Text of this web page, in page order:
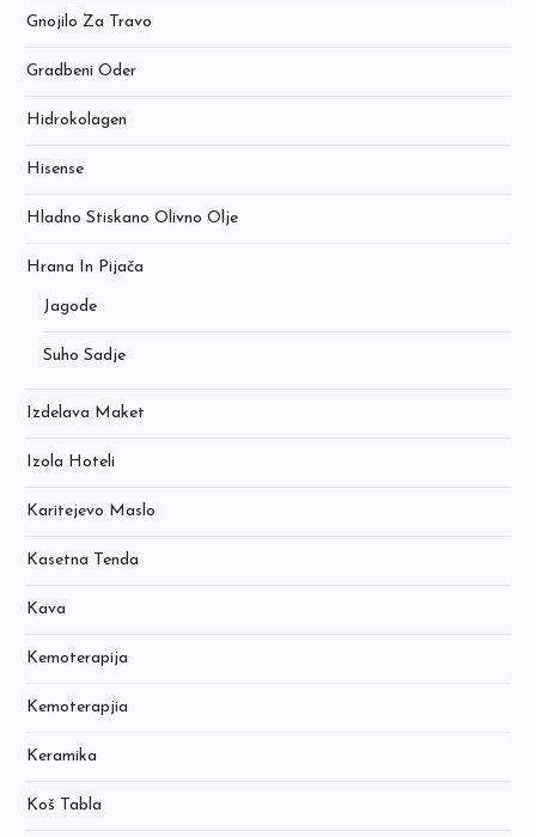
Gnojilo Za Travo
Gradbeni Oder
Hidrokolagen
Hisense
Hladno Stiskano Olivno Olje
Hrana In Pijača
Jagode
Suho Sadje
Izdelava Maket
Izola Hoteli
Karitejevo Maslo
Kasetna Tenda
Kava
Kemoterapija
Kemoterapjia
Keramika
Koš Tabla